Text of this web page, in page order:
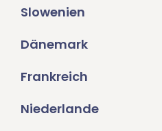
Slowenien
Dänemark
Frankreich
Niederlande